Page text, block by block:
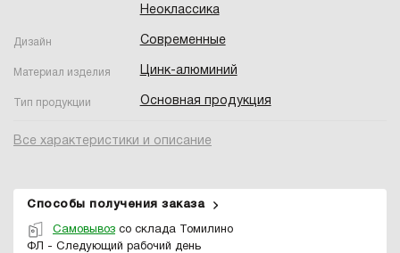
Неоклассика
Дизайн Современные
Материал изделия Цинк-алюминий
Тип продукции Основная продукция
Все характеристики и описание
Способы получения заказа
Самовывоз со склада Томилино
ФЛ - Следующий рабочий день